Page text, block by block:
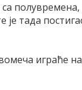
тада
играће